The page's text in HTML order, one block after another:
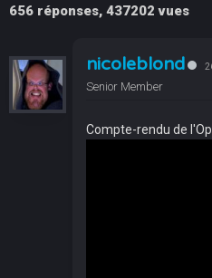
656 réponses, 437202 vues
nicoleblond
Senior Member
Compte-rendu de